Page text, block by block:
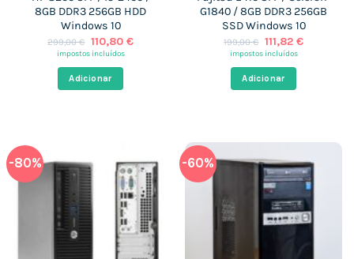
8GB DDR3 256GB HDD
Windows 10
299,00€ O
preço
era:
299,00 €.
110,80 €O
impostos incluídos
Adicionar
G1840 / 8GB DDR3 256GB
SSD Windows 10
199,00€ O
preço
era:
199,00 €.
111,82 €O
impostos incluídos
Adicionar
-80% -60%